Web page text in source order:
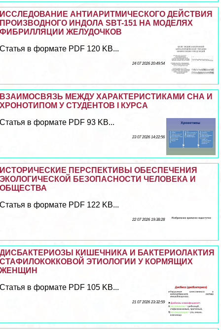
ИССЛЕДОВАНИЕ АНТИАРИТМИЧЕСКОГО ДЕЙСТВИЯ
ПРОИЗВОДНОГО ИНДОЛА SBT-151 НА МОДЕЛЯХ
ФИБРИЛЛЯЦИИ ЖЕЛУДОЧКОВ
Статья в формате PDF 120 KB...
24 07 2026 20:49:54
ВЗАИМОСВЯЗЬ МЕЖДУ ХАРАКТЕРИСТИКАМИ СНА И
ХРОНОТИПОМ У СТУДЕНТОВ I КУРСА
Статья в формате PDF 93 KB...
23 07 2026 14:22:56
ИСТОРИЧЕСКИЕ ПЕРСПЕКТИВЫ ОБЕСПЕЧЕНИЯ
ЭКОЛОГИЧЕСКОЙ БЕЗОПАСНОСТИ ЧЕЛОВЕКА И
ОБЩЕСТВА
Статья в формате PDF 122 KB...
22 07 2026 19:38:28
ДИСБАКТЕРИОЗЫ КИШЕЧНИКА И БАКТЕРИОЛАКТИЯ
СТАФИЛОКОККОВОЙ ЭТИОЛОГИИ У КОРМЯЩИХ
ЖЕНЩИН
Статья в формате PDF 105 KB...
21 07 2026 23:32:59